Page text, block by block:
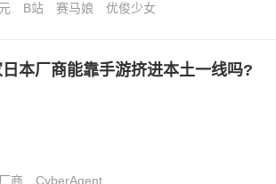
B站 赛马娘 优俊少女
本厂商能靠手游挤进本土一线吗?
商 CyberAgent